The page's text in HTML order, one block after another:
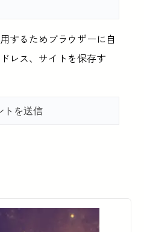
するためブラウザーに自
レス、サイトを保存す